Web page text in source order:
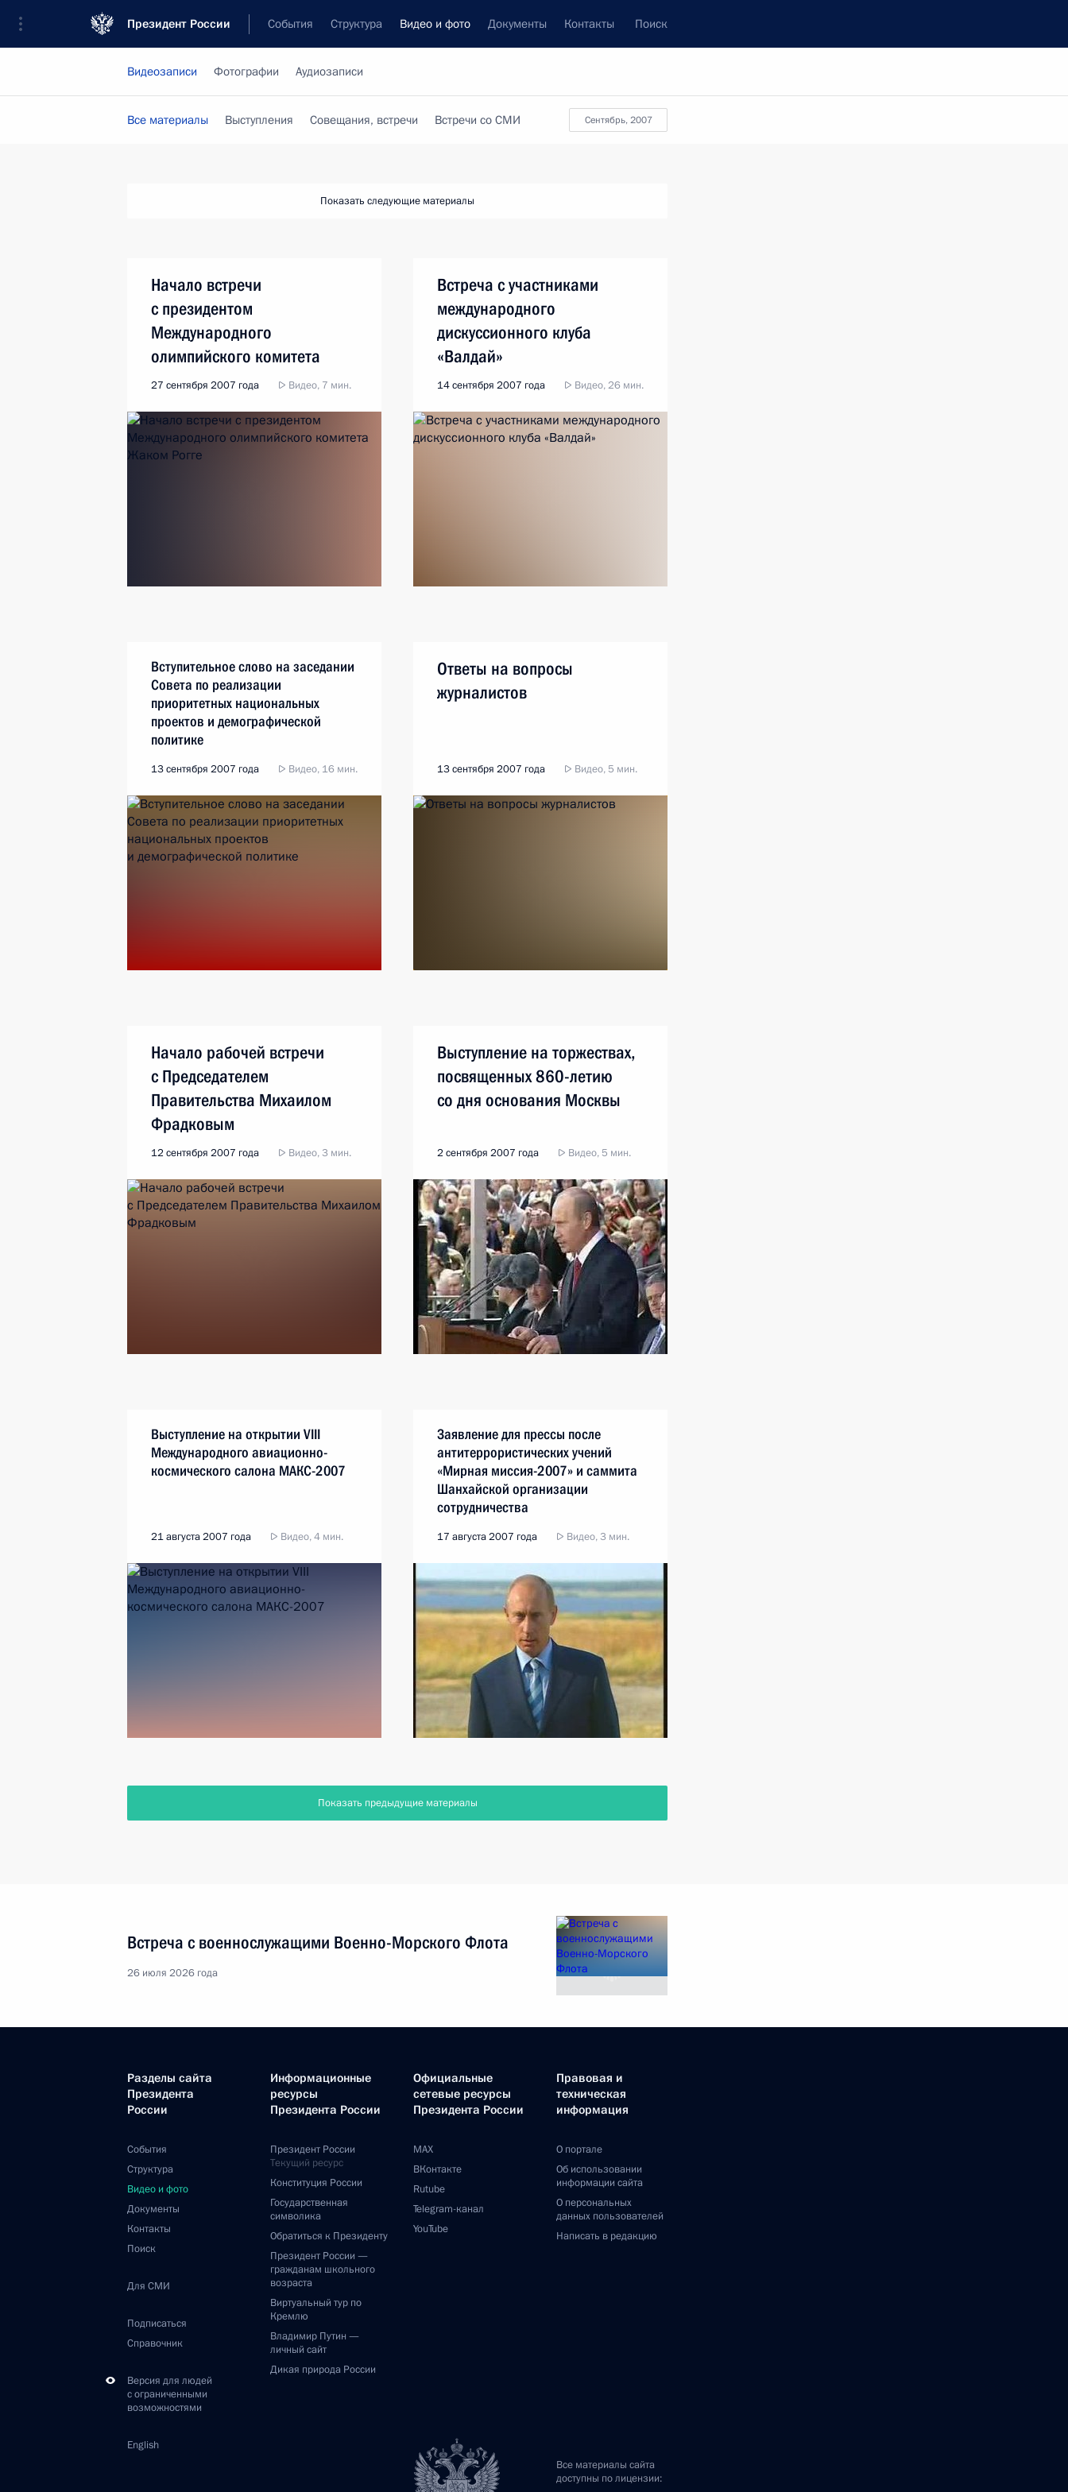
Президент России События Структура Видео и фото Документы Контакты Поиск
Видеозаписи Фотографии Аудиозаписи
сентябрь, 2007
Все материалы Выступления Совещания, встречи Встречи со СМИ
Показать следующие материалы
Начало встречи
с президентом
Международного
олимпийского комитета
Жаком Рогге
27 сентября 2007 года Видео, 7 мин.
Встреча с участниками
международного
дискуссионного клуба
«Валдай»
14 сентября 2007 года Видео, 26 мин.
Вступительное слово на заседании
Совета по реализации
приоритетных национальных
проектов и демографической
политике
13 сентября 2007 года Видео, 16 мин.
Ответы на вопросы
журналистов
13 сентября 2007 года Видео, 5 мин.
Начало рабочей встречи
с Председателем
Правительства Михаилом
Фрадковым
12 сентября 2007 года Видео, 3 мин.
Выступление на торжествах,
посвященных 860-летию
со дня основания Москвы
2 сентября 2007 года Видео, 5 мин.
Выступление на открытии VIII
Международного авиационно-
космического салона МАКС-2007
21 августа 2007 года Видео, 4 мин.
Заявление для прессы после
антитеррористических учений
«Мирная миссия-2007» и саммита
Шанхайской организации
сотрудничества
17 августа 2007 года Видео, 3 мин.
Показать предыдущие материалы
Встреча с военнослужащими Военно-Морского Флота
26 июля 2026 года
Разделы сайта
Президента
России
События
Структура
Видео и фото
Документы
Контакты
Поиск
Для СМИ
Подписаться
Справочник
Версия для людей
с ограниченными
возможностями
English
Информационные
ресурсы
Президента России
Президент России
Текущий ресурс
Конституция России
Государственная
символика
Обратиться к Президенту
Президент России —
гражданам школьного
возраста
Виртуальный тур по
Кремлю
Владимир Путин —
личный сайт
Дикая природа России
Официальные
сетевые ресурсы
Президента России
MAX
ВКонтакте
Rutube
Telegram-канал
YouTube
Правовая и
техническая
информация
О портале
Об использовании
информации сайта
О персональных
данных пользователей
Написать в редакцию
Все материалы сайта
доступны по лицензии: